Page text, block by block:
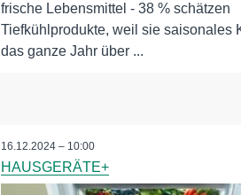
frische Lebensmittel - 38 % schätzen
Tiefkühlprodukte, weil sie saisonales
das ganze Jahr über ...
16.12.2024 – 10:00
HAUSGERÄTE+